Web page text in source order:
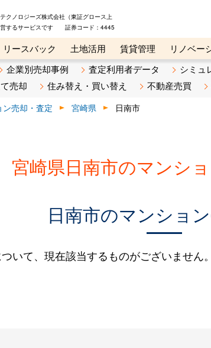
クノロジーズ株式会社（東証グロース上
営するサービスです 証券コード：4445
リースバック 土地活用 賃貸管理 リノベー
オンライン講座 リビンマガジンBiz 不動産
企業別売却事例 査定利用者データ
シミュ
売却 住み替え・買い替え 不動産売買
ン売却・査定 宮崎県 日南市
宮崎県日南市のマンシ
日南市のマンショ
いて、現在該当するものがございませ